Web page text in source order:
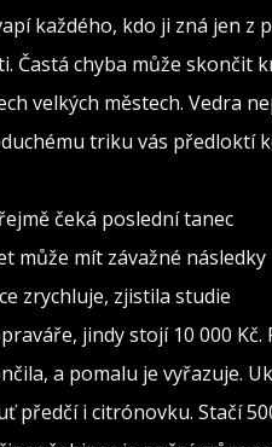
každého, kdo ji zná jen z
chyba může skončit
velkých městech. Vedra
triku vás předloktí
čeká poslední tanec
může mít závažné následky
zrychluje, zjistila studie
jindy stojí 10 000
a pomalu je vyřazuje.
předčí i citrónovku. Stačí